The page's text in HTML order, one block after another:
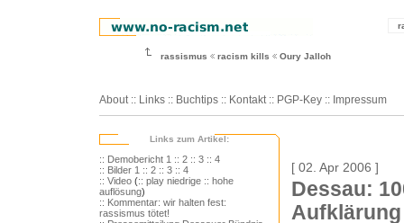
rassismus racism kills Oury Jalloh
About :: Links :: Buchtips :: Kontakt :: PGP-Key :: Impressum
Links zum Artikel:
:: Demobericht 1 :: 2 :: 3 :: 4
:: Bilder 1 :: 2 :: 3 :: 4
:: Video (:: play niedrige :: hohe
auflösung)
:: Kommentar: wir halten fest:
rassismus tötet!
[ 02. Apr 2006 ]
Dessau: